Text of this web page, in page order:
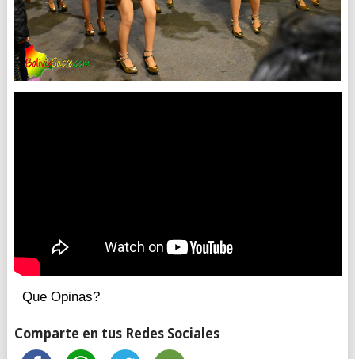
Que Opinas?
Comparte en tus Redes Sociales